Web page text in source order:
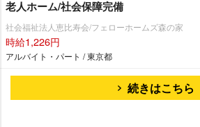
老人ホーム/社会保障完備
社会福祉法人恵比寿会/フェローホームズ森の家
時給1,226円
アルバイト・パート / 東京都
続きはこちら